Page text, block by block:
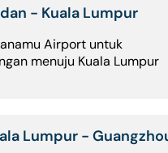
- Kuala Lumpur
Airport untuk
menuju Kuala Lumpur
Lumpur -